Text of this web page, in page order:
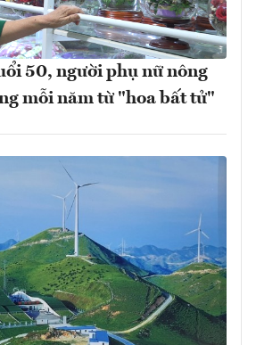
50, người phụ nữ nông
mỗi năm từ "hoa bất tử"